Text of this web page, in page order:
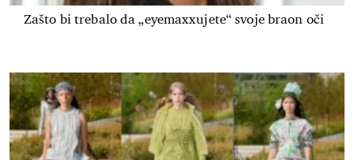
Zašto bi trebalo da „eyemaxxujete“ svoje braon oči